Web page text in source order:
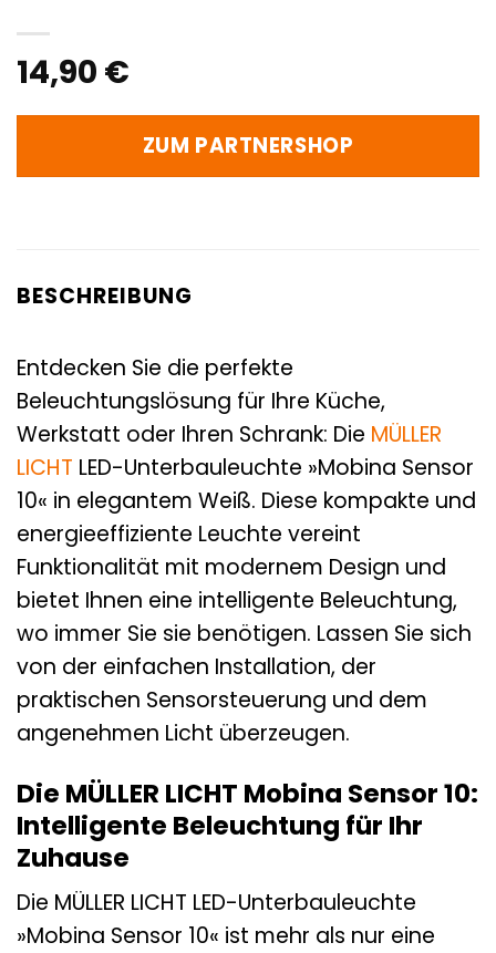
14,90 €
ZUM PARTNERSHOP
BESCHREIBUNG
Entdecken Sie die perfekte
Beleuchtungslösung für Ihre Küche,
Werkstatt oder Ihren Schrank: Die MÜLLER
LICHT LED-Unterbauleuchte »Mobina Sensor
10« in elegantem Weiß. Diese kompakte und
energieeffiziente Leuchte vereint
Funktionalität mit modernem Design und
bietet Ihnen eine intelligente Beleuchtung,
wo immer Sie sie benötigen. Lassen Sie sich
von der einfachen Installation, der
praktischen Sensorsteuerung und dem
angenehmen Licht überzeugen.
Die MÜLLER LICHT Mobina Sensor 10:
Intelligente Beleuchtung für Ihr
Zuhause
Die MÜLLER LICHT LED-Unterbauleuchte
»Mobina Sensor 10« ist mehr als nur eine